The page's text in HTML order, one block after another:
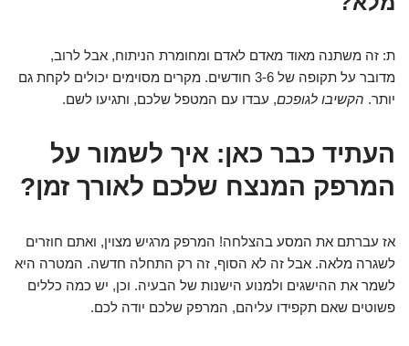
ת: זה משתנה מאוד מאדם לאדם ומחומרת הניתוח, אבל לרוב,
מדובר על תקופה של 3-6 חודשים. מקרים מסוימים יכולים לקחת גם
יותר. הקשיבו לגופכם, עבדו עם המטפל שלכם, ותגיעו לשם.
העתיד כבר כאן: איך לשמור על
המרפק המנצח שלכם לאורך זמן?
אז עברתם את המסע בהצלחה! המרפק מרגיש מצוין, ואתם חוזרים
לשגרה מלאה. אבל זה לא הסוף, זה רק התחלה חדשה. המטרה היא
לשמר את ההישגים ולמנוע הישנות של הבעיה. וכן, יש כמה כללים
פשוטים שאם תקפידו עליהם, המרפק שלכם יודה לכם.